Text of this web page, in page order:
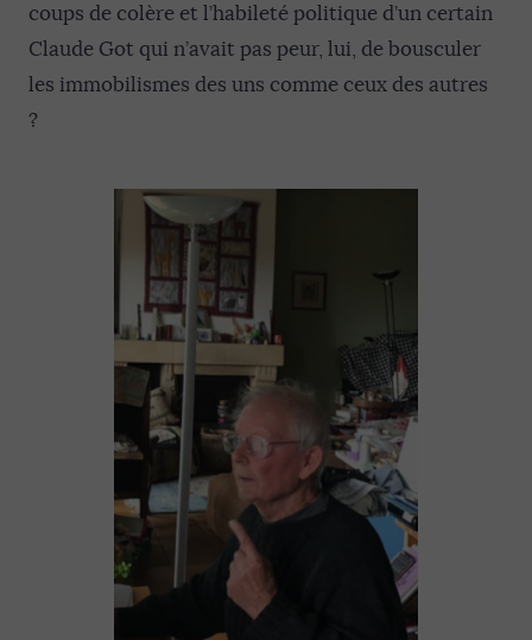
coups de colère et l’habileté politique d’un certain
Claude Got qui n’avait pas peur, lui, de bousculer
les immobilismes des uns comme ceux des autres
?